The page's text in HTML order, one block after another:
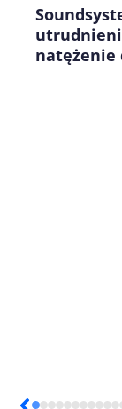
natężenie